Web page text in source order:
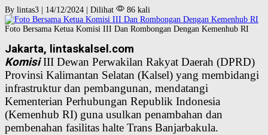
By lintas3 | 14/12/2024 | Dilihat 86 kali
Foto Bersama Ketua Komisi III Dan Rombongan Dengan Kemenhub RI
Jakarta, lintaskalsel.com
KomisiIII Dewan Perwakilan Rakyat Daerah (DPRD)
Provinsi Kalimantan Selatan (Kalsel) yang membidangi
infrastruktur dan pembangunan, mendatangi
Kementerian Perhubungan Republik Indonesia
(Kemenhub RI) guna usulkan penambahan dan
pembenahan fasilitas halte Trans Banjarbakula.